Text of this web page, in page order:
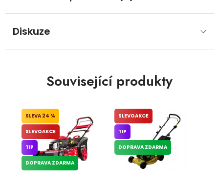
Diskuze
Související produkty
24 %
SLEVOAKCE
TIP
DOPRAVA ZDARMA
SLEVOAKCE
TIP
DOPRAVA ZDARMA